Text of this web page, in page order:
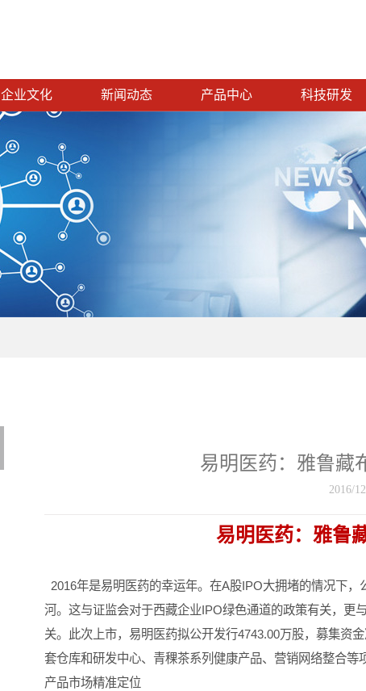
企业文化 新闻动态 产品中心 科技研发
易明医药：雅鲁藏
2016/
易明医药：雅鲁
2016年是易明医药的幸运年。在A股IPO大拥堵的情况下，
河。这与证监会对于西藏企业IPO绿色通道的政策有关，更
关。此次上市，易明医药拟公开发行4743.00万股，募集资
套仓库和研发中心、青稞茶系列健康产品、营销网络整合等
产品市场精准定位